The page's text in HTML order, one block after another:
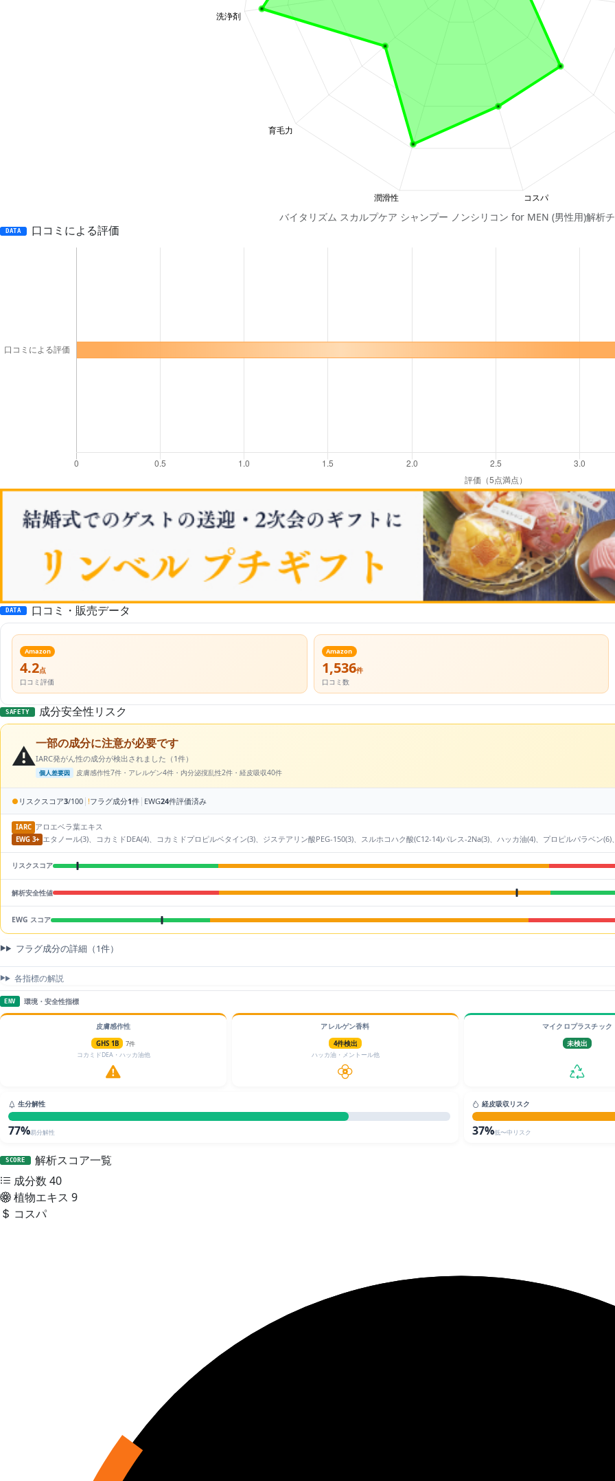
バイタリズム スカルプケア シャンプー ノンシリコン for MEN (男性用)解析
DATA 口コミによる評価
DATA 口コミ・販売データ
Amazon
4.2点
口コミ評価
Amazon
1,536件
口コミ数
SAFETY 成分安全性リスク
⚠️一部の成分に注意が必要です
IARC発がん性の成分が検出されました（1件）
個人差要因 皮膚感作性7件・アレルゲン4件・内分泌撹乱性2件・経皮吸収40件
● リスクスコア3/100 | !フラグ成分1件 | EWG24件評価済み
IARC アロエベラ葉エキス
EWG 3+ エタノール(3)、コカミドDEA(4)、コカミドプロピルベタイン(3)、ジステアリン酸PEG-150(3)、スルホコハク酸(C12-14)パレス-2Na(3)、ハッカ油(4)、プロピルパラベン
リスクスコア
解析安全性値
EWG スコア
フラグ成分の詳細（1件）
各指標の解説
ENV 環境・安全性指標
皮膚感作性
GHS 1B
7件
コカミドDEA・ハッカ油他
アレルゲン香料
4件検出
ハッカ油・メントール他
マイクロプラスチック
未検出
生分解性
77%易分解性
経皮吸収リスク
37%低〜中リスク
SCORE
解析スコア一覧
成分数 40
植物エキス 9
コスパ